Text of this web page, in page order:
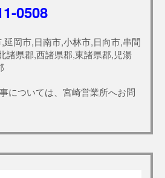
0508
岡市,日南市,小林市,日向市,串間
諸県郡,西諸県郡,東諸県郡,児湯
については、宮崎営業所へお問